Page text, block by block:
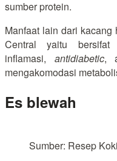
sumber protein.
Manfaat lain dari
Central yaitu bersifat
inflamasi, antidiabetic,
mengakomodasi
Es blewah
Sumber: Resep Koki